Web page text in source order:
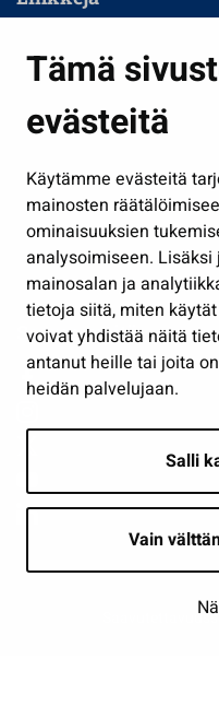
Tämä
evästeitä
Käytämme evästeitä
mainosten
ominaisuuksien
analysoimiseen.
mainosalan ja
tietoja siitä, miten
voivat yhdistää näitä
antanut heille tai joita
heidän palvelujaan.
Salli
Vain
Kasvatus ja opetus
Kulttuuri ja liikunta
Työ ja yrittäminen
Osallistu ja asioi
Näytä omat
Seuraa meitä